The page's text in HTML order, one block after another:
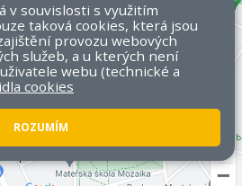
v souvislosti s využitím
taková cookies, která jsou
provozu webových
služeb, a u kterých není
webu (technické a
cookies
ROZUMÍM